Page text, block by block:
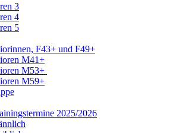
3
4
5
F43+ und F49+
M41+
M53+
M59+
2025/2026